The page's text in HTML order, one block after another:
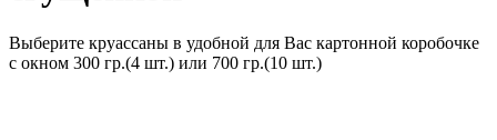
Выберите круассаны в удобной для Вас картонной коробочке
с окном 300 гр.(4 шт.) или 700 гр.(10 шт.)